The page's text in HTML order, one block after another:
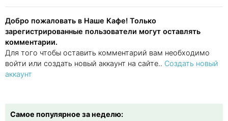
Добро пожаловать в Наше Кафе! Только
зарегистрированные пользователи могут оставлять
комментарии.
Для того чтобы оставить комментарий вам необходимо
войти или создать новый аккаунт на сайте.. Создать новый
аккаунт
Самое популярное за неделю: